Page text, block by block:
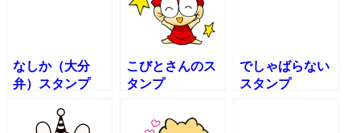
なしか（大分
弁）スタンプ
こびとさんのス
タンプ
でしゃばらない
スタンプ